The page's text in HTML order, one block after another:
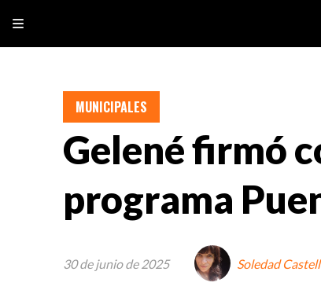
Gelené firmó
programa
MUNICIPALES
30 de junio de 2025 Soledad